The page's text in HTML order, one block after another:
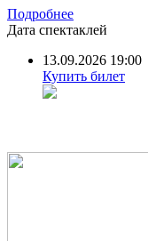
Подробнее
Дата спектаклей
13.09.2026 19:00
Купить билет